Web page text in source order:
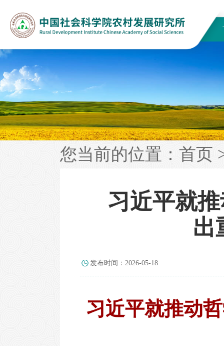
您当前的位置： 首页
习近平就
出
发布时间：2026-05-18
习近平就推动